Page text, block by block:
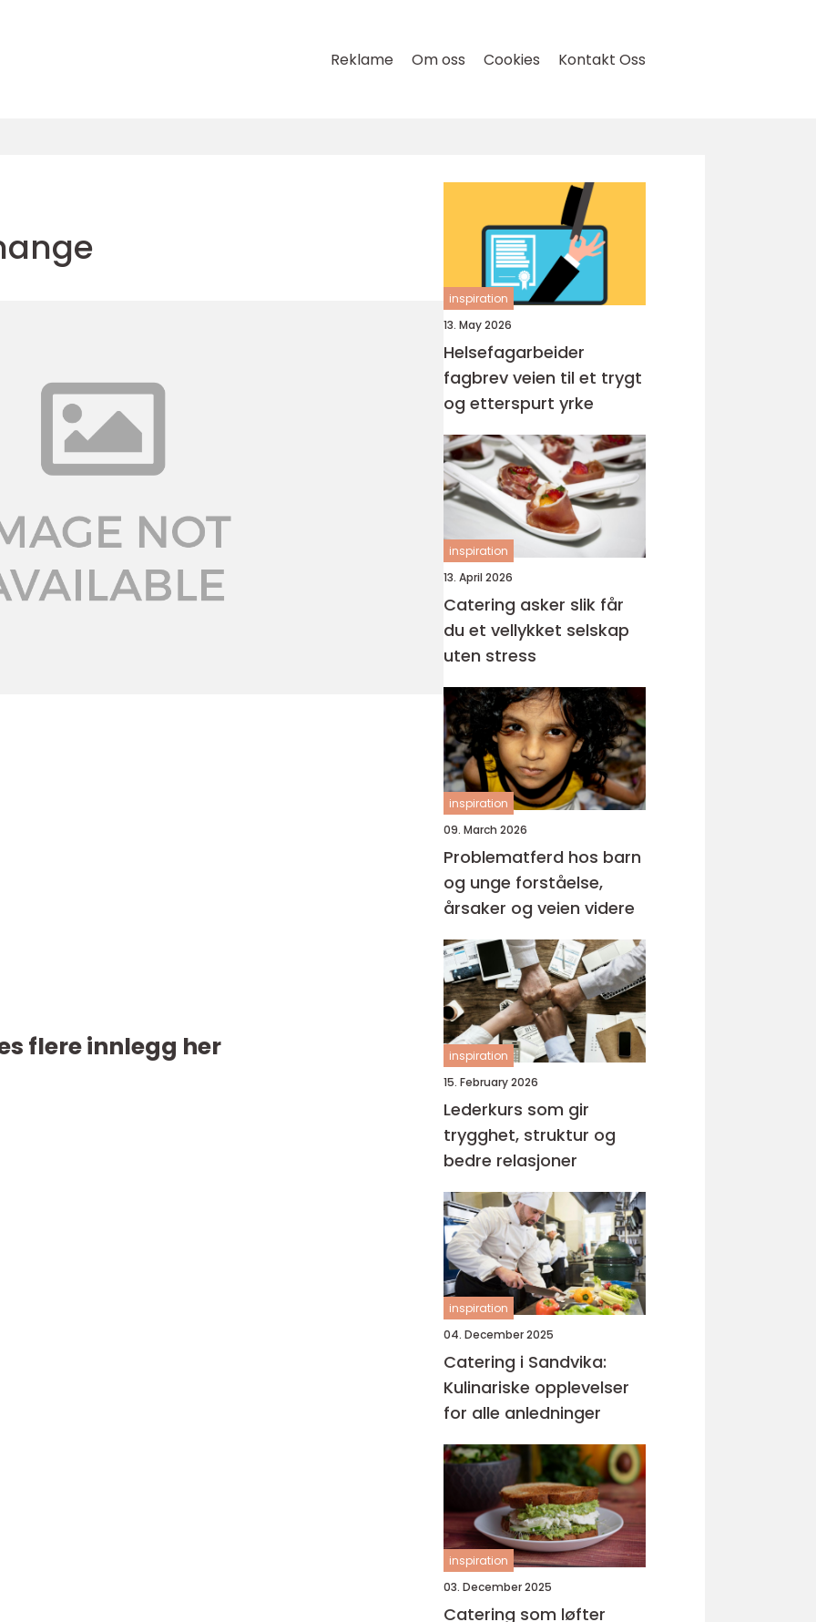
Reklame Om oss Cookies Kontakt Oss
flere innlegg her
inspiration
13. May 2026
Helsefagarbeider
fagbrev veien til et trygt
og etterspurt yrke
inspiration
13. April 2026
Catering asker slik får
du et vellykket selskap
uten stress
inspiration
09. March 2026
Problematferd hos barn
og unge forståelse,
årsaker og veien videre
inspiration
15. February 2026
Lederkurs som gir
trygghet, struktur og
bedre relasjoner
inspiration
04. December 2025
Catering i Sandvika:
Kulinariske opplevelser
for alle anledninger
inspiration
03. December 2025
Catering som løfter